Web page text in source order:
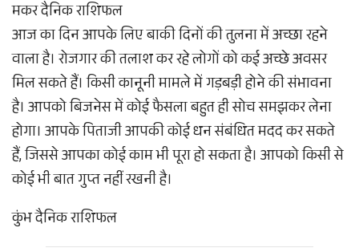
मकर दैनिक राशिफल
आज का दिन आपके लिए बाकी दिनों की तुलना में अच्छा रहने
वाला है। रोजगार की तलाश कर रहे लोगों को कई अच्छे अवसर
मिल सकते हैं। किसी कानूनी मामले में गड़बड़ी होने की संभावना
है। आपको बिजनेस में कोई फैसला बहुत ही सोच समझकर लेना
होगा। आपके पिताजी आपकी कोई धन संबंधित मदद कर सकते
हैं, जिससे आपका कोई काम भी पूरा हो सकता है। आपको किसी से
कोई भी बात गुप्त नहीं रखनी है।
कुंभ दैनिक राशिफल